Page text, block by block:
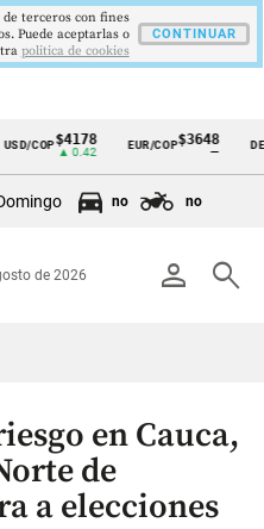
$4178
▲ 0.42
EUR/COP$3648
—
no no
person search
de 2026
en Cauca,
de
a elecciones
terceros con fines
Puede aceptarlas o
politica de cookies
CONTINUAR